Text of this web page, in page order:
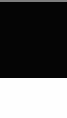
sans
A
pouvez